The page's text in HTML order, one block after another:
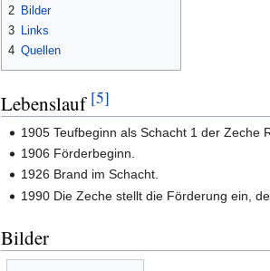
2 Bilder
3 Links
4 Quellen
Lebenslauf [5]
1905 Teufbeginn als Schacht 1 der Zeche
1906 Förderbeginn.
1926 Brand im Schacht.
1990 Die Zeche stellt die Förderung ein,
Bilder